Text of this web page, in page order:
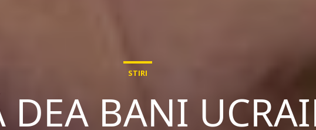
STIRI
DEA BANI